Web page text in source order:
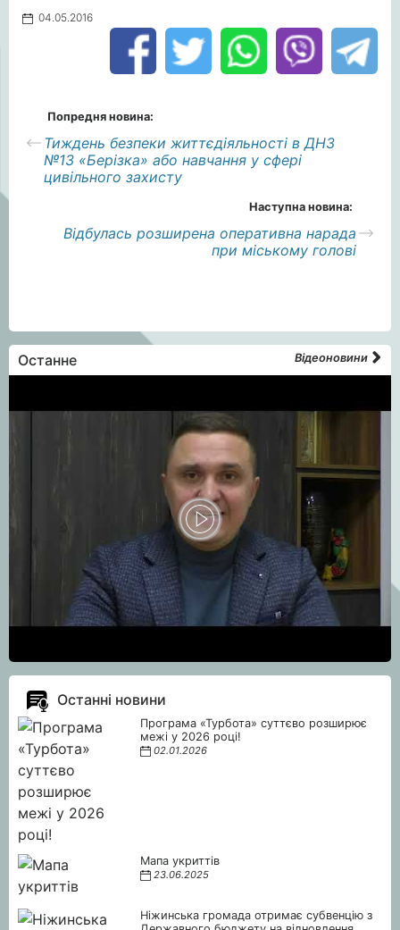
04.05.2016
Попредня новина:
Тиждень безпеки життєдіяльності в ДНЗ
№13 «Берізка» або навчання у сфері
цивільного захисту
Наступна новина:
Відбулась розширена оперативна нарада
при міському голові
Останне Відеоновини
Останні новини
Програма «Турбота» суттєво розширює
межі у 2026 році!
02.01.2026
Мапа укриттів
23.06.2025
Ніжинська громада отримає субвенцію з